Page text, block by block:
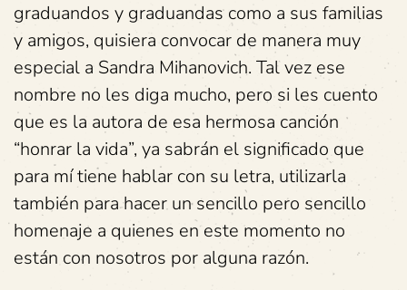
graduandos y graduandas como a sus familias
y amigos, quisiera convocar de manera muy
especial a Sandra Mihanovich. Tal vez ese
nombre no les diga mucho, pero si les cuento
que es la autora de esa hermosa canción
“honrar la vida”, ya sabrán el significado que
para mí tiene hablar con su letra, utilizarla
también para hacer un sencillo pero sencillo
homenaje a quienes en este momento no
están con nosotros por alguna razón.